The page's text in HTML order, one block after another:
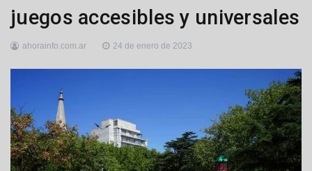
juegos accesibles y universales
ahorainfo.com.ar 24 de enero de 2023